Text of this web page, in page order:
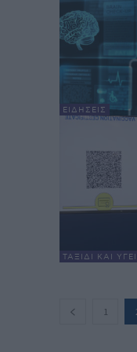
ΕΙΔΉΣΕΙΣ
ΤΑΞΊΔΙ ΚΑΙ
1